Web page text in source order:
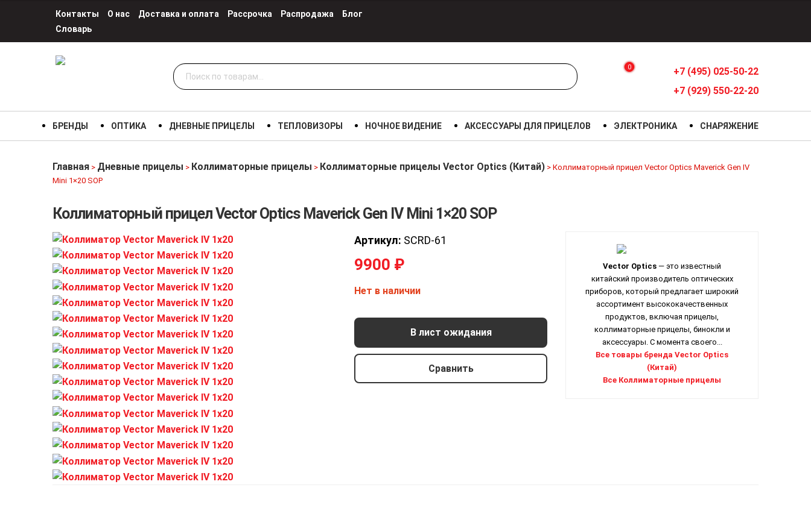
Контакты О нас Доставка и оплата Рассрочка Распродажа
Блог
Словарь
Искать: 0
+7 (495) 025-50-22
+7 (929) 550-22-20
БРЕНДЫ ОПТИКА ДНЕВНЫЕ ПРИЦЕЛЫ ТЕПЛОВИЗОРЫ НОЧНОЕ ВИДЕНИЕ АКСЕССУАРЫ ДЛЯ ПРИЦЕЛОВ ЭЛЕКТРОНИКА СНАРЯЖЕНИЕ
Главная > Дневные прицелы > Коллиматорные прицелы > Коллиматорные прицелы Vector Optics (Китай) > Коллиматорный прицел Vector Optics Maverick Gen IV
Mini 1×20 SOP
Коллиматорный прицел Vector Optics Maverick Gen IV Mini 1×20 SOP
Артикул: SCRD-61
9900 ₽
Нет в наличии
В лист ожидания
Сравнить
Vector Optics — это известный
китайский производитель оптических
приборов, который предлагает широкий
ассортимент высококачественных
продуктов, включая прицелы,
коллиматорные прицелы, бинокли и
аксессуары. С момента своего...
Все товары бренда Vector Optics
(Китай)
Все Коллиматорные прицелы